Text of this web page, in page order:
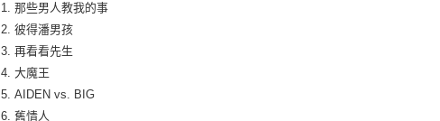
1. 那些男人教我的事
2. 彼得潘男孩
3. 再看看先生
4. 大魔王
5. AIDEN vs. BIG
6. 舊情人